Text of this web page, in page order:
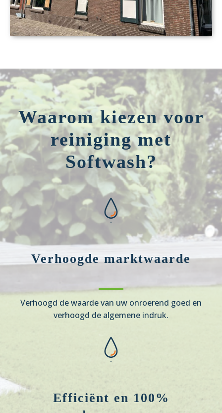
Waarom kiezen voor
reiniging met
Softwash?
Verhoogde marktwaarde
Verhoogd de waarde van uw onroerend goed en
verhoogd de algemene indruk.
Efficiënt en 100%